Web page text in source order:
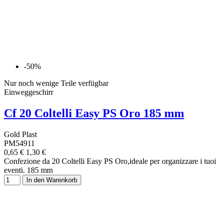
-50%
Nur noch wenige Teile verfügbar
Einweggeschirr
Cf 20 Coltelli Easy PS Oro 185 mm
Gold Plast
PM54911
0,65 € 1,30 €
Confezione da 20 Coltelli Easy PS Oro,ideale per organizzare i tuoi
eventi. 185 mm
In den Warenkorb